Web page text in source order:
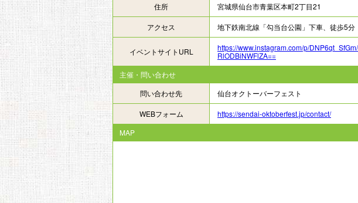
住所 宮城県仙台市青葉区本町2丁目21
アクセス 地下鉄南北線「勾当台公園」下車、徒歩5分
イベントサイトURL
https://www.instagram.com/p/
RlODBiNWFlZA==
主催・問い合わせ
問い合わせ先
仙台オクトーバーフェスト
WEBフォーム
https://sendai-oktoberfest.jp/contact/
MAP